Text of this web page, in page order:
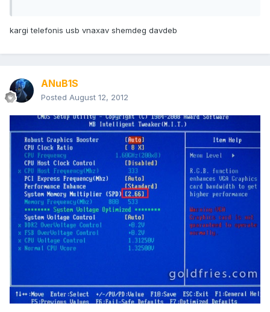
kargi telefonis usb vnaxav shemdeg davdeb
ANuB1S
Posted August 12, 2012